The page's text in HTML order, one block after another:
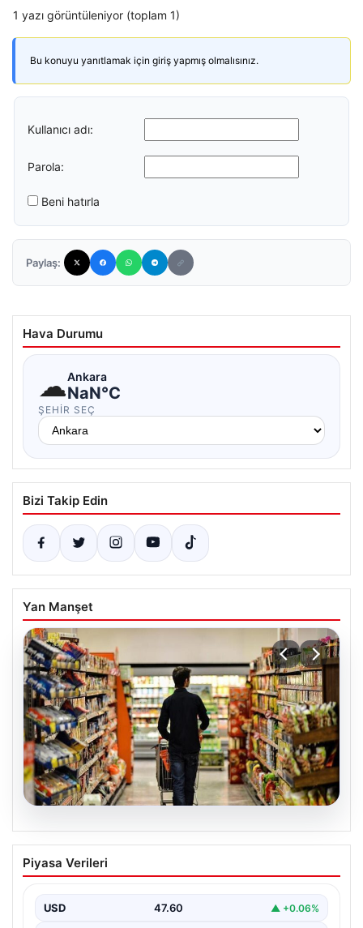
1 yazı görüntüleniyor (toplam 1)
Bu konuyu yanıtlamak için giriş yapmış olmalısınız.
Kullanıcı adı:
Parola:
Beni hatırla
Paylaş:
Hava Durumu
☁Ankara
NaN°C
ŞEHIR SEÇ
Bizi Takip Edin
Yan Manşet
05.08.2026
Nisan Ayı Enflasyon Rakamları Ne
Zaman Açıklanacak? Ekonomistlerin
Türkiye İstatistik Kurumu (TÜİK) tarafından açıklanacak
Piyasa Verileri
USD 47.60 ▲ +0.06%